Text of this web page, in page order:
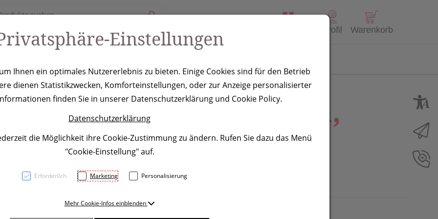
Profil Warenkorb
mit Powerbank Elda,
Einstellungen
Ihnen ein optimales Nutzererlebnis zu bieten. Einige Cookies sind für den Betrieb
dienen Statistikzwecken, Komforteinstellungen, oder zur Anzeige personalisierter
finden Sie in unserer Datenschutzerklärung und Cookie Policy.
Datenschutzerklärung
die Möglichkeit ihre Cookie-Zustimmung zu ändern. Rufen Sie dazu das Menü
"Cookie-Einstellung" auf.
Erforderlich Marketing Personalisierung
Mehr Cookie-Infos einblenden